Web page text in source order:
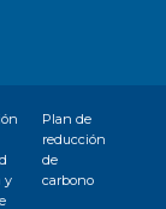
y
Plan de
reducción
de
carbono